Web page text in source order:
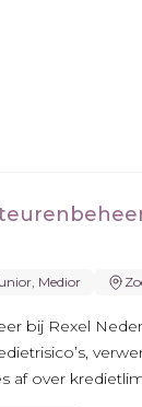
Medior
bij Rexel
af over